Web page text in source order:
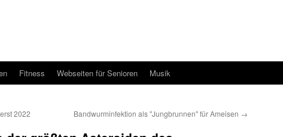
Fitness Webseiten für Senioren Musik
2022 Bandwurminfektion als "Jungbrunnen" für Ameisen →